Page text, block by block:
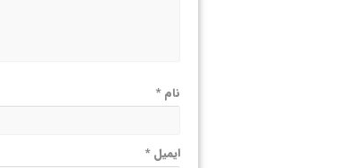
نام*
ایمیل*